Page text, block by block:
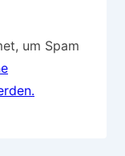
um Spam